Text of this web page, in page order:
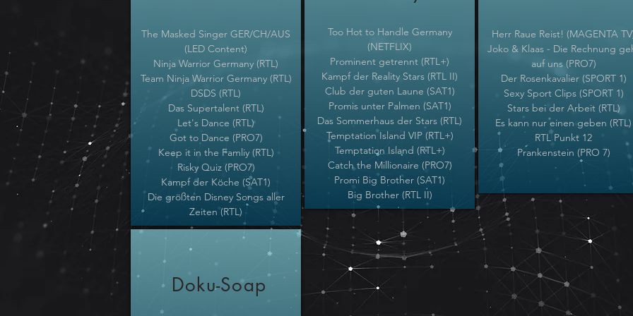
The Masked Singer GER/CH/AUS
(LED Content)
Ninja Warrior Germany (RTL)
Team Ninja Warrior Germany (RTL)
DSDS (RTL)
Das Supertalent (RTL)
Let's Dance (RTL)
Got to Dance (PRO7)
Keep it in the Famliy (RTL)
Risky Quiz (PRO7)
Kampf der Köche (SAT1)
Die größten Disney Songs aller
Zeiten (RTL)
Too Hot to Handle Germany
(NETFLIX)
Prominent getrennt (RTL+)
Kampf der Reality Stars (RTL II)
Club der guten Laune (SAT1)
Promis unter Palmen (SAT1)
Das Sommerhaus der Stars (RTL)
Temptation Island VIP (RTL+)
Temptation Island (RTL+)
Catch the Millionaire (PRO7)
Promi Big Brother (SAT1)
Big Brother (RTL II)
Herr Raue Reist! (MAGENTA
Joko & Klaas - Die Rechnung
auf uns (PRO7)
Der Rosenkavalier (SPORT 1)
Sexy Sport Clips (SPORT 1)
Stars bei der Arbeit (RTL)
Es kann nur einen geben (RTL)
RTL Punkt 12
Prankenstein (PRO 7)
Doku-Soap